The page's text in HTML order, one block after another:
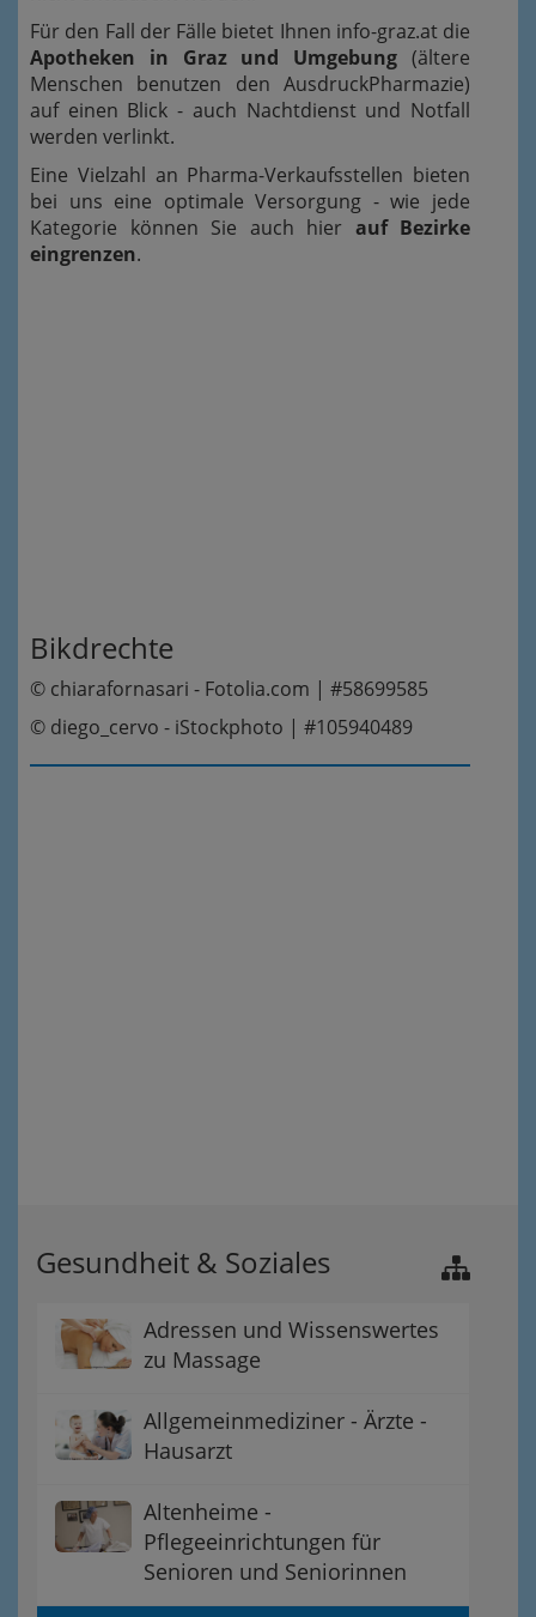
Für den Fall der Fälle bietet Ihnen info-graz.at die
Apotheken in Graz und Umgebung (ältere
Menschen benutzen den AusdruckPharmazie)
auf einen Blick - auch Nachtdienst und Notfall
werden verlinkt.
Eine Vielzahl an Pharma-Verkaufsstellen bieten
bei uns eine optimale Versorgung - wie jede
Kategorie können Sie auch hier auf Bezirke
eingrenzen.
Bikdrechte
© chiarafornasari - Fotolia.com | #58699585
© diego_cervo - iStockphoto | #105940489
Gesundheit & Soziales
Adressen und Wissenswertes
zu Massage
Allgemeinmediziner - Ärzte -
Hausarzt
Altenheime -
Pflegeeinrichtungen für
Senioren und Seniorinnen